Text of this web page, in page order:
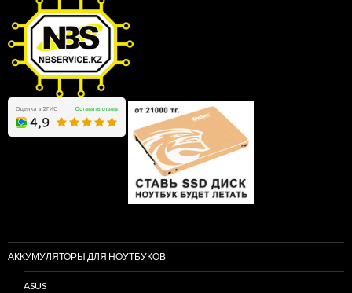
АККУМУЛЯТОРЫ ДЛЯ НОУТБУКОВ
ASUS